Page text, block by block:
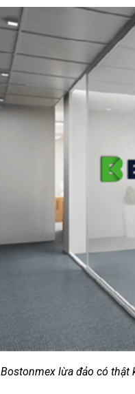
Bostonmex lừa đảo có thật